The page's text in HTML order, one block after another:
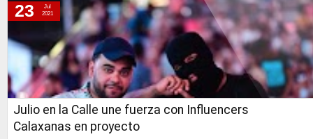
Julio en la Calle une fuerza con Influencers
Calaxanas en proyecto
23
Jul
2021